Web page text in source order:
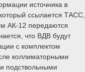
источника в
ссылается ТАСС,
АК-12 передаются
что ВДВ будут
с комплектом
коллиматорными
подствольными